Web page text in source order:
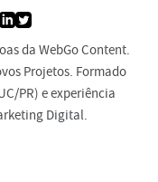
da WebGo Content.
Projetos. Formado
PR) e experiência
Digital.